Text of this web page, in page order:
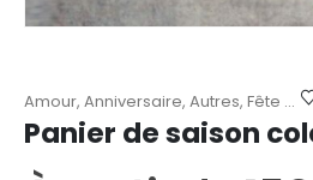
Amour, Anniversaire, Autres, Fête des Mères
Panier de saison